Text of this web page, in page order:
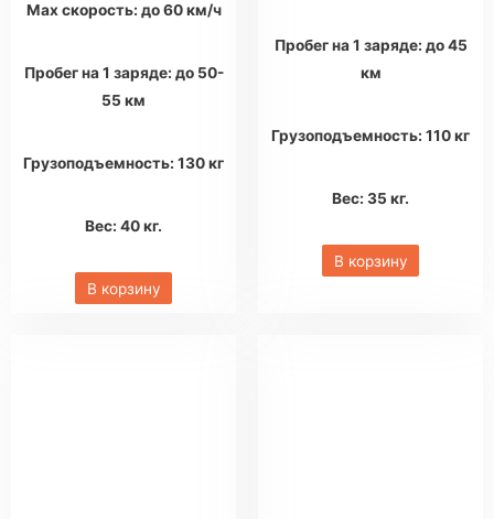
Max скорость: до 60 км/ч
Пробег на 1 заряде: до 50-
55 км
Грузоподъемность: 130 кг
Вес: 40 кг.
В корзину
Пробег на 1 заряде: до 45
км
Грузоподъемность: 110 кг
Вес: 35 кг.
В корзину